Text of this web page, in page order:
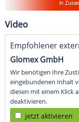
Video
Empfohlener
Glomex GmbH
Wir benötigen Ihre
eingebundenen Inhalt
diesen mit einem Klick
deaktivieren.
jetzt aktivieren